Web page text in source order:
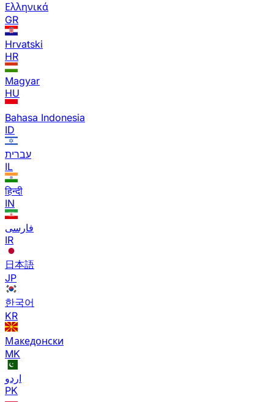
Ελληνικά
GR
Hrvatski
HR
Magyar
HU
Bahasa Indonesia
ID
עברית
IL
हिन्दी
IN
فارسی
IR
日本語
JP
한국어
KR
Македонски
MK
اردو
PK